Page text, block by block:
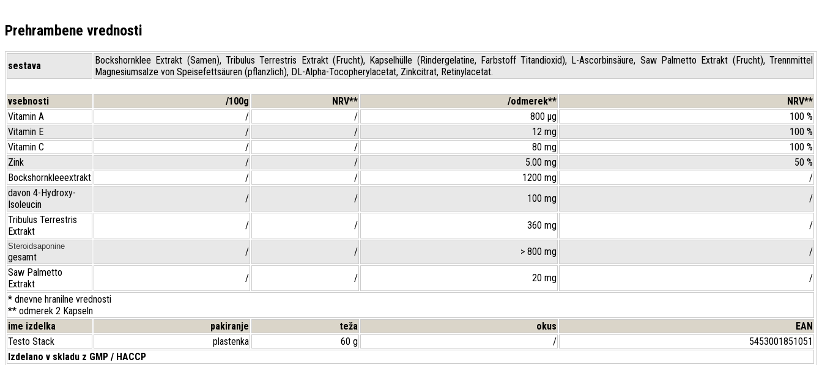
Prehrambene vrednosti
sestava
Bockshornklee Extrakt (Samen), Tribulus Terrestris Extrakt (Frucht), Kapselhülle (Rindergelatine, Farbstoff Titandioxid), L-Ascorbinsäure, Saw Palmetto Extrakt (Frucht), Trennmittel
Magnesiumsalze von Speisefettsäuren (pflanzlich), DL-Alpha-Tocopherylacetat, Zinkcitrat, Retinylacetat.
vsebnosti /100g NRV** /odmerek**
NRV**
Vitamin A
/ / 800 µg
100 %
Vitamin E
/ / 12 mg
100 %
Vitamin C
/ / 80 mg
100 %
Zink
/ / 5.00 mg
50 %
Bockshornkleeextrakt
/ / 1200 mg
/
davon 4-Hydroxy-
Isoleucin
/ / 100 mg
/
Tribulus Terrestris
Extrakt
/ / 360 mg /
Steroidsaponine
gesamt / / > 800 mg
/
Saw Palmetto
Extrakt
/ / 20 mg
/
* dnevne hranilne vrednosti
** odmerek 2 Kapseln
ime izdelka
pakiranje teža okus
EAN
Testo Stack
plastenka 60 g /
5453001851051
Izdelano v skladu z GMP / HACCP